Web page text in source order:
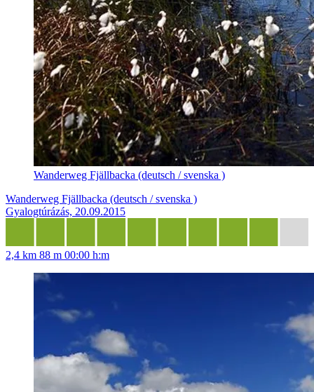
Wanderweg Fjällbacka (deutsch / svenska )
Wanderweg Fjällbacka (deutsch / svenska )
Gyalogtúrázás, 20.09.2015
2,4 km 88 m 00:00 h:m